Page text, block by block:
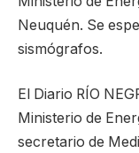
Neuquén. Se
sismógrafos.
El Diario RÍO
Ministerio de
secretario de